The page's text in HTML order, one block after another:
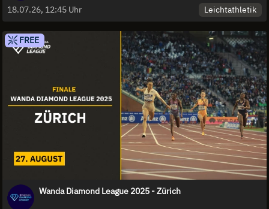
18.07.26, 12:45 Uhr
Leichtathletik
FREE
Wanda Diamond League 2025 - Zürich